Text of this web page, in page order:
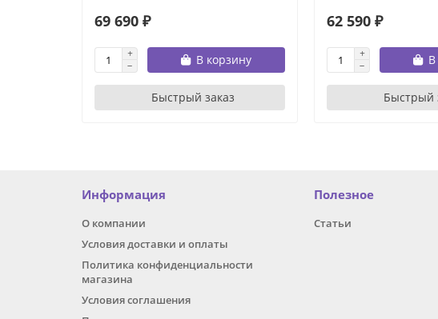
69 690 ₽
В корзину
Быстрый заказ
62 590 ₽
В
Быстрый
Информация
О компании
Условия доставки и оплаты
Политика конфиденциальности
магазина
Условия соглашения
Полезное
Статьи